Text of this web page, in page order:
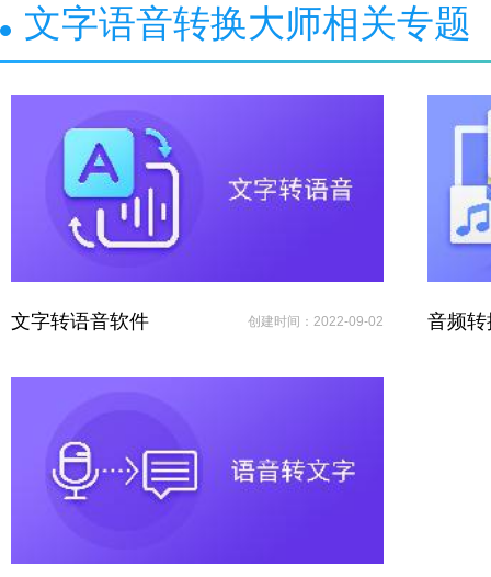
文字语音转换大师相关专题
文字转语音软件 创建时间：2022-09-02 音频转